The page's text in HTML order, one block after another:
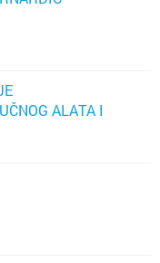
ALATA I
BAN, NUŠTAR, B.